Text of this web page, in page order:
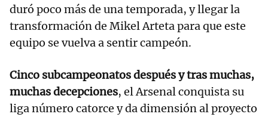
duró poco más de una temporada, y llegar la
transformación de Mikel Arteta para que este
equipo se vuelva a sentir campeón.
Cinco subcampeonatos después y tras muchas,
muchas decepciones, el Arsenal conquista su
liga número catorce y da dimensión al proyecto